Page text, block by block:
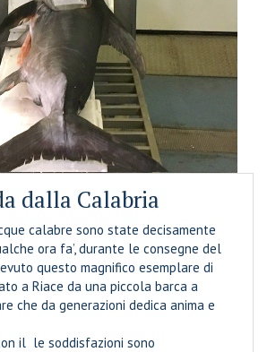
dalla Calabria
calabre sono state decisamente
ora fa’, durante le consegne del
questo magnifico esemplare di
a Riace da una piccola barca a
che da generazioni dedica anima e
il le soddisfazioni sono